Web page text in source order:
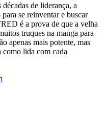
de liderança, a
se reinventar e buscar
é a prova de que a velha
truques na manga para
apenas mais potente, mas
lida com cada